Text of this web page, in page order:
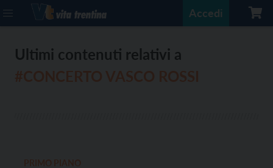
Accedi
Ultimi contenuti relativi a